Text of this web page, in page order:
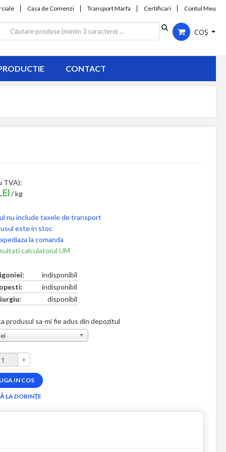
Casa de Comenzi Transport Marfa Certificari Contul Meu
COȘ
CONTACT
TVA):
/ kg
nu include taxele de transport
este in stoc
la comanda
calculatorul UM
indisponibil
indisponibil
disponibil
produsul sa-mi fie adus din depozitul
+